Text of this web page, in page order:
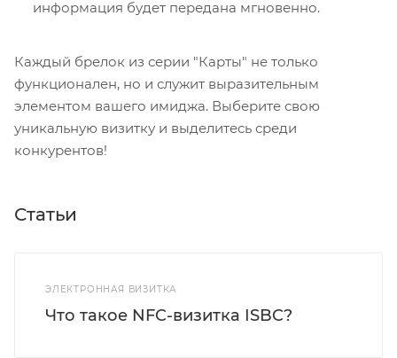
информация будет передана мгновенно.
Каждый брелок из серии "Карты" не только
функционален, но и служит выразительным
элементом вашего имиджа. Выберите свою
уникальную визитку и выделитесь среди
конкурентов!
Статьи
ЭЛЕКТРОННАЯ ВИЗИТКА
Что такое NFC-визитка ISBC?